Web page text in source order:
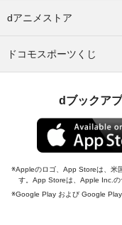
dアニメストア
ドコモスポーツくじ
dブックア
Appleのロゴ、App Storeは、米
す。App Storeは、Apple Inc.の
Google Play および Google